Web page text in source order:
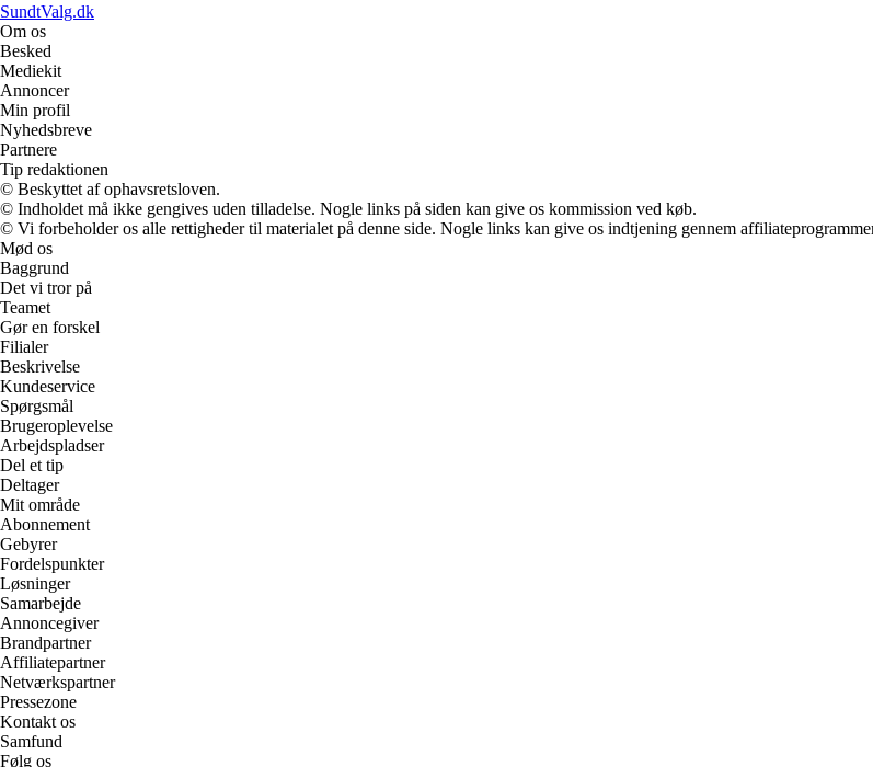
SundtValg.dk
Om os
Besked
Mediekit
Annoncer
Min profil
Nyhedsbreve
Partnere
Tip redaktionen
© Beskyttet af ophavsretsloven.
© Indholdet må ikke gengives uden tilladelse. Nogle links på siden kan give os kommission ved køb.
© Vi forbeholder os alle rettigheder til materialet på denne side. Nogle links kan give os indtjening gennem
Mød os
Baggrund
Det vi tror på
Teamet
Gør en forskel
Filialer
Beskrivelse
Kundeservice
Spørgsmål
Brugeroplevelse
Arbejdspladser
Del et tip
Deltager
Mit område
Abonnement
Gebyrer
Fordelspunkter
Løsninger
Samarbejde
Annoncegiver
Brandpartner
Affiliatepartner
Netværkspartner
Pressezone
Kontakt os
Samfund
Følg os